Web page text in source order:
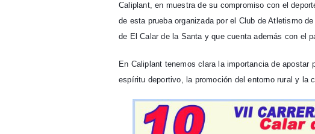
Caliplant, en muestra de su compromiso con el
de esta prueba organizada por el Club de Atletismo
de El Calar de la Santa y que cuenta además con el
En Caliplant tenemos clara la importancia de apostar
espíritu deportivo, la promoción del entorno rural y la